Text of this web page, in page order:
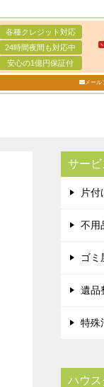
各種クレジット対応
24時間夜間も対応中
安心の1億円保証付
メール
サービ
片付
不用
ゴミ
遺品
特殊
ハウ